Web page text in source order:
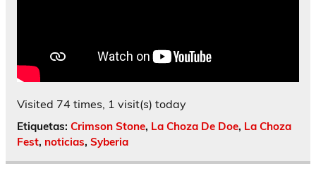
Visited 74 times, 1 visit(s) today
Etiquetas: Crimson Stone, La Choza De Doe, La Choza
Fest, noticias, Syberia